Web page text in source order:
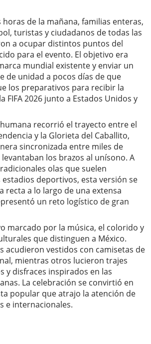
de la mañana, familias enteras,
turistas y ciudadanos de todas las
a ocupar distintos puntos del
para el evento. El objetivo era
mundial existente y enviar un
de unidad a pocos días de que
los preparativos para recibir la
FIFA 2026 junto a Estados Unidos y
recorrió el trayecto entre el
y la Glorieta del Caballito,
sincronizada entre miles de
los brazos al unísono. A
olas que suelen
deportivos, esta versión se
recta a lo largo de una extensa
un reto logístico de gran
marcado por la música, el colorido y
que distinguen a México.
acudieron vestidos con camisetas de
mientras otros lucieron trajes
y disfraces inspirados en las
La celebración se convirtió en
popular que atrajo la atención de
e internacionales.